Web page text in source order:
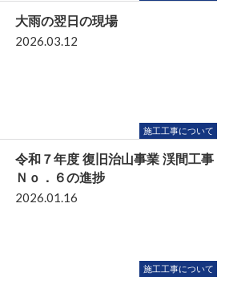
大雨の翌日の現場
施工工事について
2026.03.12
令和７年度 復旧治山事業 渓間工事
Ｎｏ．６の進捗
施工工事について
2026.01.16